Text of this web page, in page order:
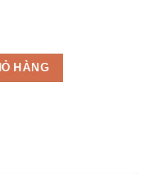
I số lượng
HÀNG